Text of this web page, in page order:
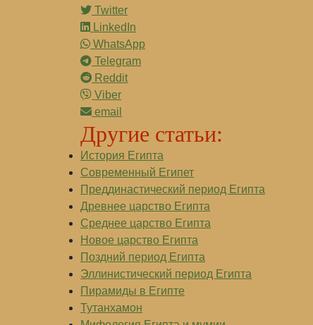
Twitter
LinkedIn
WhatsApp
Telegram
Reddit
Viber
email
Другие статьи:
История Египта
Современный Египет
Преддинастический период Египта
Древнее царство Египта
Среднее царство Египта
Новое царство Египта
Поздний период Египта
Эллинистический период Египта
Пирамиды в Египте
Тутанхамон